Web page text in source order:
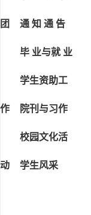
团 通 知 通 告
毕 业与就 业
学生资助工
作 院刊与习作
校园文化活
动 学生风采